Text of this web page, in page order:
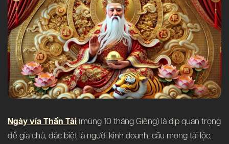
Ngày vía Thần Tài (mùng 10 tháng Giêng) là dịp quan trọng
để gia chủ, đặc biệt là người kinh doanh, cầu mong tài lộc,